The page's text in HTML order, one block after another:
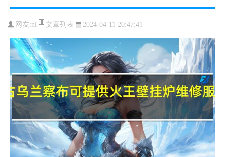
网友:nl 文章列表 2024-04-11 20:47:41